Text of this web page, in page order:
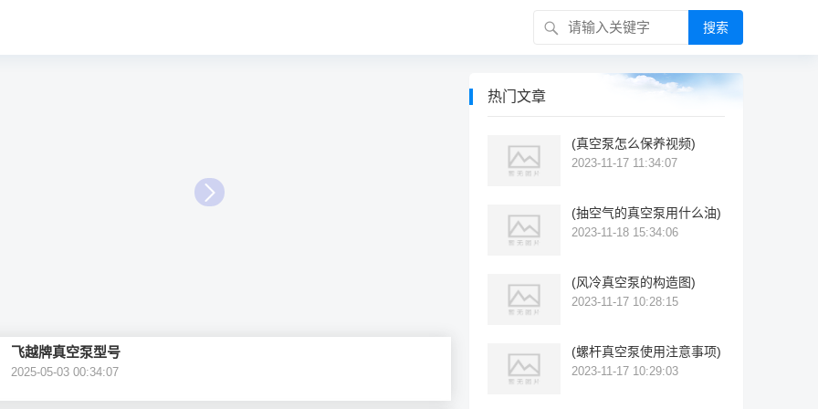
搜索
飞越牌真空泵型号
2025-05-03 00:34:07
热门文章
(真空泵怎么保养视频)
2023-11-17 11:34:07
(抽空气的真空泵用什么油)
2023-11-18 15:34:06
(风冷真空泵的构造图)
2023-11-17 10:28:15
(螺杆真空泵使用注意事项)
2023-11-17 10:29:03